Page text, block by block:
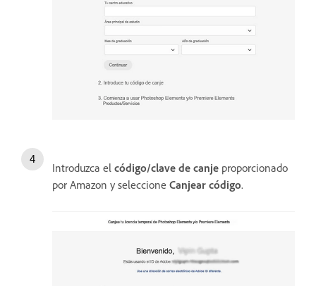
Introduzca el código/clave de canje proporcionado
por Amazon y seleccione Canjear código.